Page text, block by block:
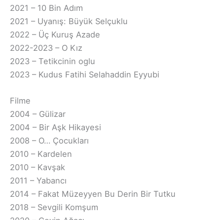
2021 – 10 Bin Adım
2021 – Uyanış: Büyük Selçuklu
2022 – Üç Kuruş Azade
2022-2023 – O Kız
2023 – Tetikcinin oglu
2023 – Kudus Fatihi Selahaddin Eyyubi
Filme
2004 – Gülizar
2004 – Bir Aşk Hikayesi
2008 – O… Çocukları
2010 – Kardelen
2010 – Kavşak
2011 – Yabancı
2014 – Fakat Müzeyyen Bu Derin Bir Tutku
2018 – Sevgili Komşum